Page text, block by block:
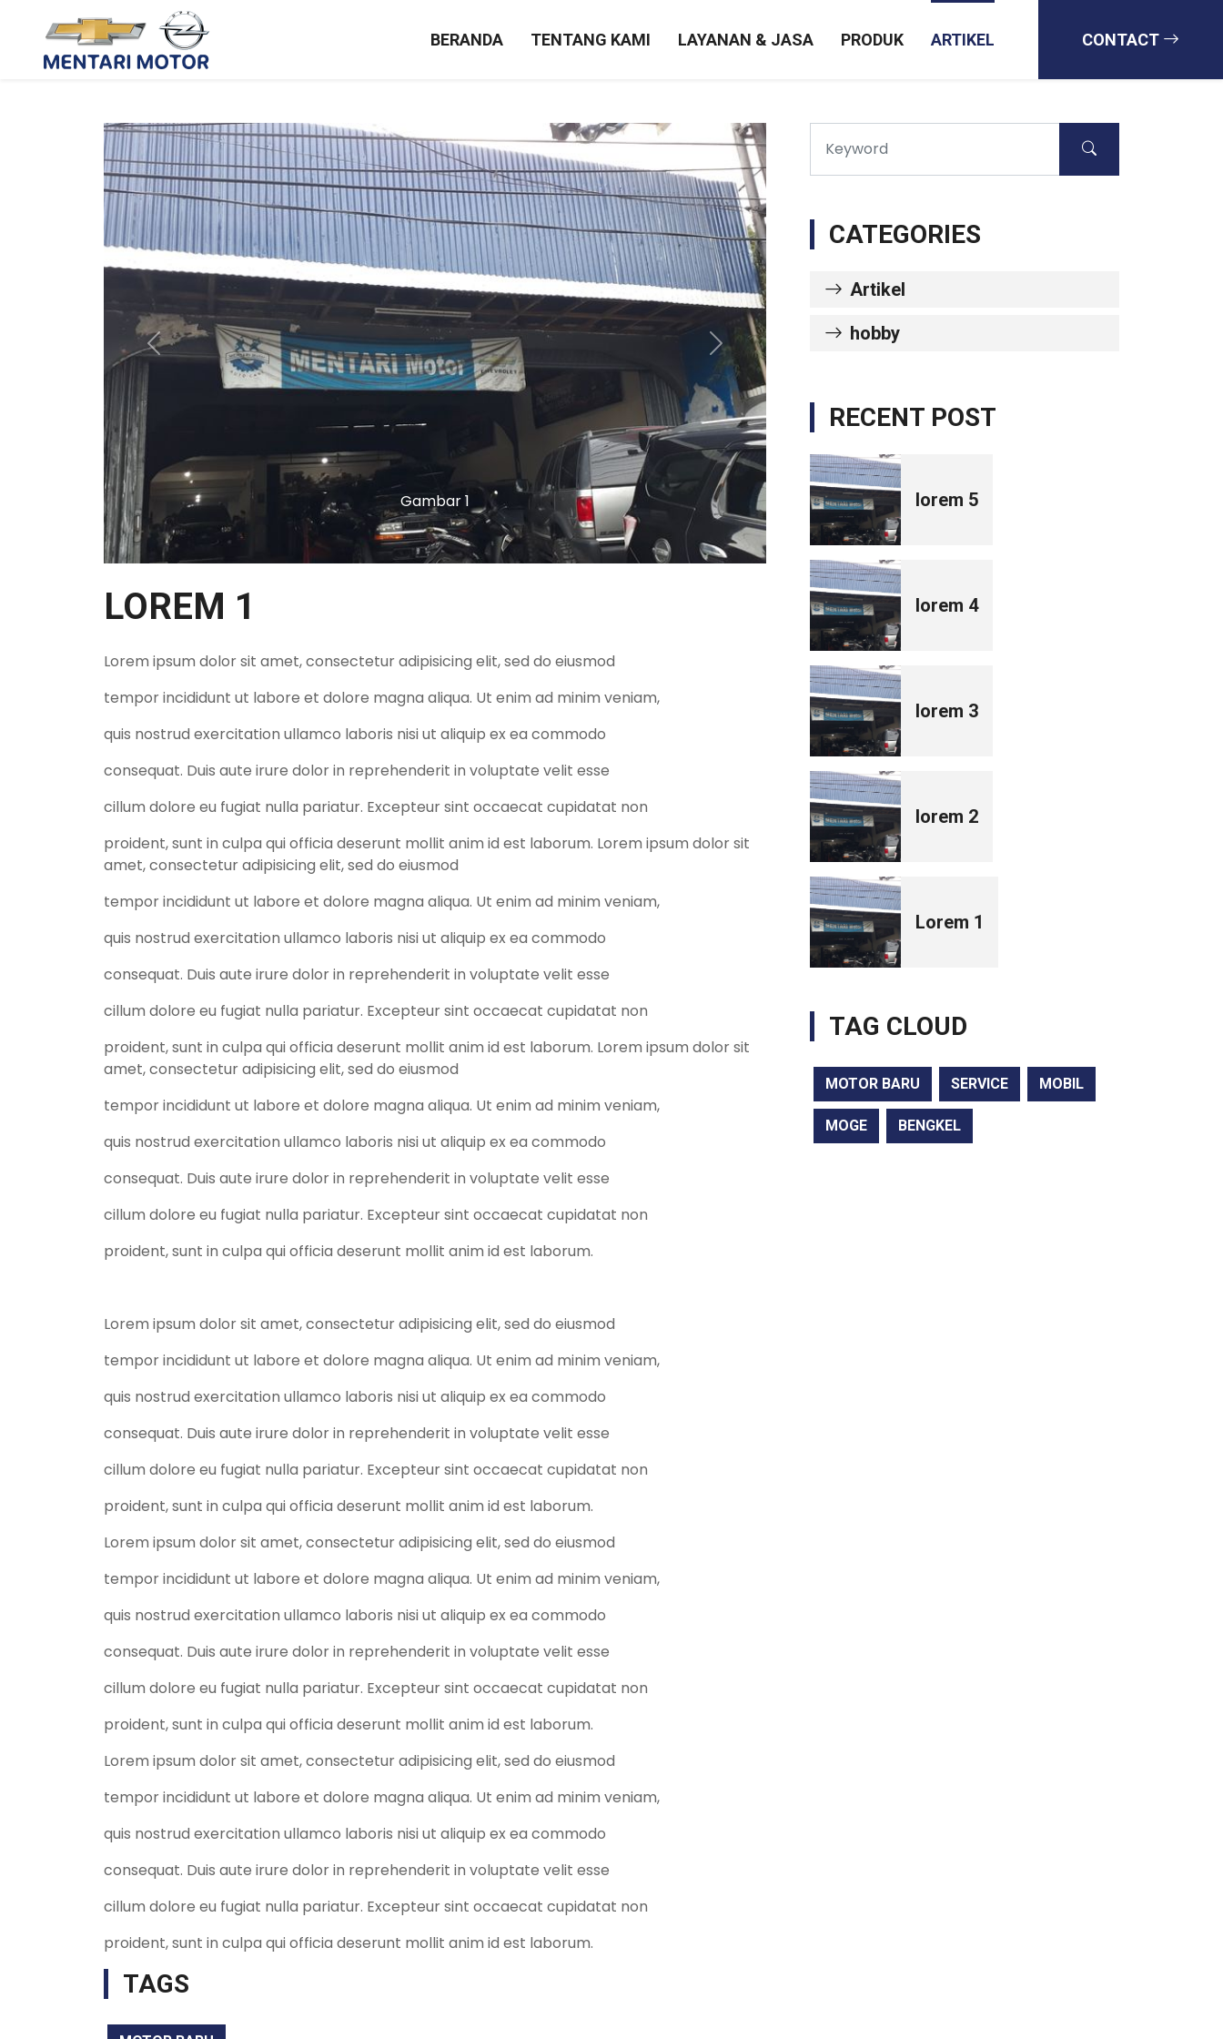
BERANDA TENTANG KAMI LAYANAN & JASA PRODUK ARTIKEL CONTACT
Gambar 1
Previous Next
LOREM 1
Lorem ipsum dolor sit amet, consectetur adipisicing elit, sed do eiusmod
tempor incididunt ut labore et dolore magna aliqua. Ut enim ad minim veniam,
quis nostrud exercitation ullamco laboris nisi ut aliquip ex ea commodo
consequat. Duis aute irure dolor in reprehenderit in voluptate velit esse
cillum dolore eu fugiat nulla pariatur. Excepteur sint occaecat cupidatat non
proident, sunt in culpa qui officia deserunt mollit anim id est laborum. Lorem ipsum dolor sit
amet, consectetur adipisicing elit, sed do eiusmod
tempor incididunt ut labore et dolore magna aliqua. Ut enim ad minim veniam,
quis nostrud exercitation ullamco laboris nisi ut aliquip ex ea commodo
consequat. Duis aute irure dolor in reprehenderit in voluptate velit esse
cillum dolore eu fugiat nulla pariatur. Excepteur sint occaecat cupidatat non
proident, sunt in culpa qui officia deserunt mollit anim id est laborum. Lorem ipsum dolor sit
amet, consectetur adipisicing elit, sed do eiusmod
tempor incididunt ut labore et dolore magna aliqua. Ut enim ad minim veniam,
quis nostrud exercitation ullamco laboris nisi ut aliquip ex ea commodo
consequat. Duis aute irure dolor in reprehenderit in voluptate velit esse
cillum dolore eu fugiat nulla pariatur. Excepteur sint occaecat cupidatat non
proident, sunt in culpa qui officia deserunt mollit anim id est laborum.
Lorem ipsum dolor sit amet, consectetur adipisicing elit, sed do eiusmod
tempor incididunt ut labore et dolore magna aliqua. Ut enim ad minim veniam,
quis nostrud exercitation ullamco laboris nisi ut aliquip ex ea commodo
consequat. Duis aute irure dolor in reprehenderit in voluptate velit esse
cillum dolore eu fugiat nulla pariatur. Excepteur sint occaecat cupidatat non
proident, sunt in culpa qui officia deserunt mollit anim id est laborum.
Lorem ipsum dolor sit amet, consectetur adipisicing elit, sed do eiusmod
tempor incididunt ut labore et dolore magna aliqua. Ut enim ad minim veniam,
quis nostrud exercitation ullamco laboris nisi ut aliquip ex ea commodo
consequat. Duis aute irure dolor in reprehenderit in voluptate velit esse
cillum dolore eu fugiat nulla pariatur. Excepteur sint occaecat cupidatat non
proident, sunt in culpa qui officia deserunt mollit anim id est laborum.
Lorem ipsum dolor sit amet, consectetur adipisicing elit, sed do eiusmod
tempor incididunt ut labore et dolore magna aliqua. Ut enim ad minim veniam,
quis nostrud exercitation ullamco laboris nisi ut aliquip ex ea commodo
consequat. Duis aute irure dolor in reprehenderit in voluptate velit esse
cillum dolore eu fugiat nulla pariatur. Excepteur sint occaecat cupidatat non
proident, sunt in culpa qui officia deserunt mollit anim id est laborum.
TAGS
CATEGORIES
Artikel
hobby
RECENT POST
lorem 5
lorem 4
lorem 3
lorem 2
Lorem 1
TAG CLOUD
MOTOR BARU SERVICE MOBIL
MOGE BENGKEL